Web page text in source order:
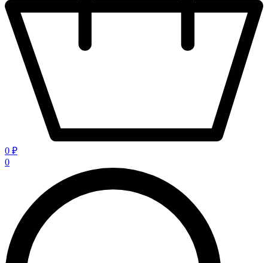
0 ₽
0